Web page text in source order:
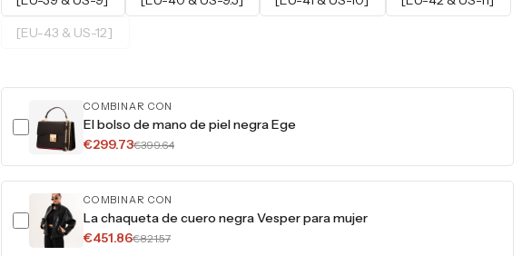
[EU-43 & US-12]
COMBINAR CON
El bolso de mano de piel negra Ege
€299.73€399.64
COMBINAR CON
La chaqueta de cuero negra Vesper para mujer
€451.86€821.57